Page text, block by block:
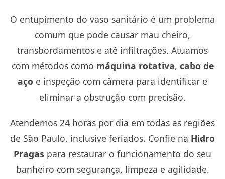
O entupimento do vaso sanitário é um problema
comum que pode causar mau cheiro,
transbordamentos e até infiltrações. Atuamos
com métodos como máquina rotativa, cabo de
aço e inspeção com câmera para identificar e
eliminar a obstrução com precisão.
Atendemos 24 horas por dia em todas as regiões
de São Paulo, inclusive feriados. Confie na Hidro
Pragas para restaurar o funcionamento do seu
banheiro com segurança, limpeza e agilidade.